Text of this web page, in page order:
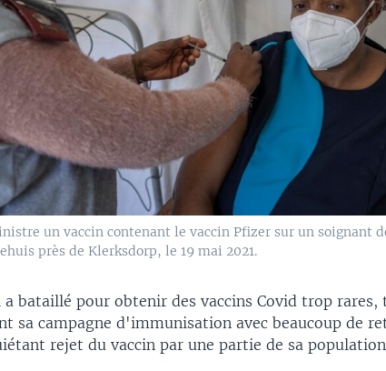
un vaccin contenant le vaccin Pfizer sur un soignant
près de Klerksdorp, le 19 mai 2021.
bataillé pour obtenir des vaccins Covid trop rares,
sa campagne d'immunisation avec beaucoup de
rejet du vaccin par une partie de sa